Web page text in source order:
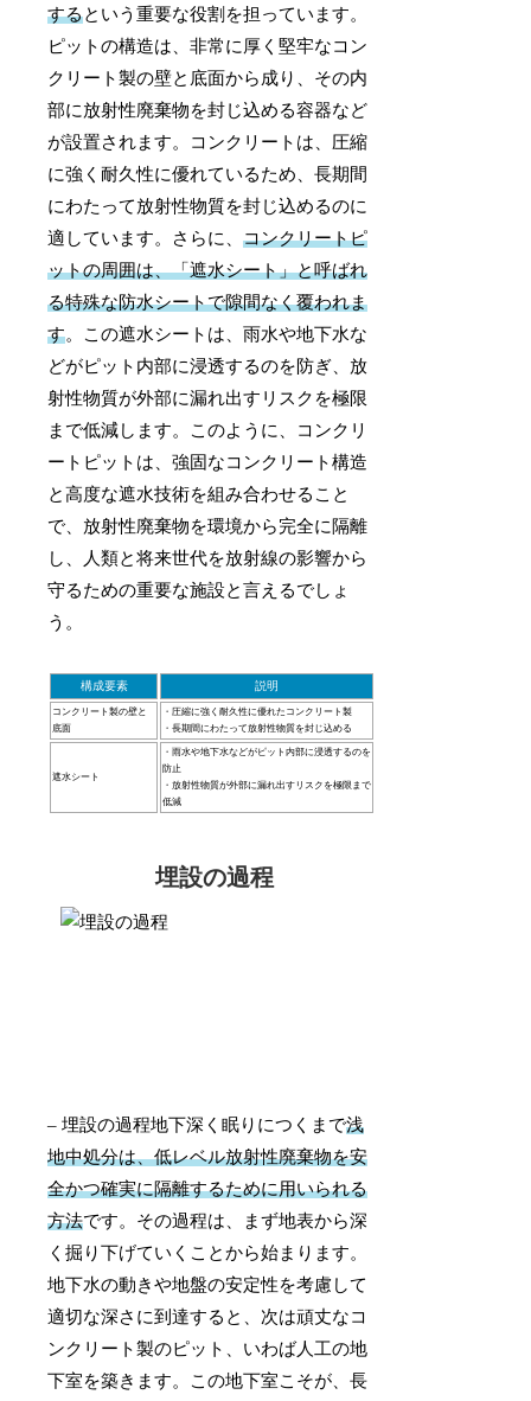
するという重要な役割を担っています。
ピットの構造は、非常に厚く堅牢なコン
クリート製の壁と底面から成り、その内
部に放射性廃棄物を封じ込める容器など
が設置されます。コンクリートは、圧縮
に強く耐久性に優れているため、長期間
にわたって放射性物質を封じ込めるのに
適しています。さらに、コンクリートピ
ットの周囲は、「遮水シート」と呼ばれ
る特殊な防水シートで隙間なく覆われま
す。この遮水シートは、雨水や地下水な
どがピット内部に浸透するのを防ぎ、放
射性物質が外部に漏れ出すリスクを極限
まで低減します。このように、コンクリ
ートピットは、強固なコンクリート構造
と高度な遮水技術を組み合わせること
で、放射性廃棄物を環境から完全に隔離
し、人類と将来世代を放射線の影響から
守るための重要な施設と言えるでしょ
う。
構成要素 説明
コンクリート製の壁と
底面
・圧縮に強く耐久性に優れたコンクリート製
・長期間にわたって放射性物質を封じ込める
遮水シート
・雨水や地下水などがピット内部に浸透するのを
防止
・放射性物質が外部に漏れ出すリスクを極限まで
低減
埋設の過程
– 埋設の過程地下深く眠りにつくまで浅
地中処分は、低レベル放射性廃棄物を安
全かつ確実に隔離するために用いられる
方法です。その過程は、まず地表から深
く掘り下げていくことから始まります。
地下水の動きや地盤の安定性を考慮して
適切な深さに到達すると、次は頑丈なコ
ンクリート製のピット、いわば人工の地
下室を築きます。この地下室こそが、長